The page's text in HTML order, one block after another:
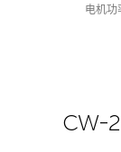
电机功
CW-